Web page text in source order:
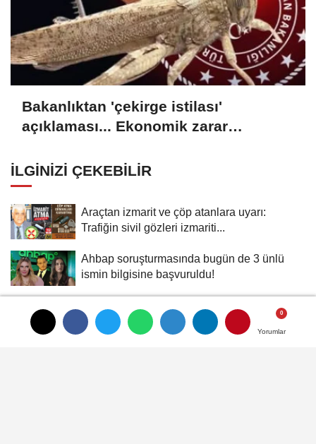
Yorumlar
Yorumlar
Bakanlıktan 'çekirge istilası'
açıklaması... Ekonomik zarar
İLGINIZI ÇEKEBILIR
Araçtan izmarit ve çöp atanlara uyarı:
Trafiğin sivil gözleri izmariti...
Ahbap soruşturmasında bugün de 3 ünlü
ismin bilgisine başvuruldu!
6 Meslek Grubuna Yeşil Pasaprt İçin Kanun
Teklifi Verildi
Yorumlar